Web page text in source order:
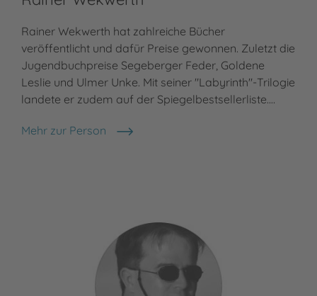
Rainer Wekwerth hat zahlreiche Bücher
veröffentlicht und dafür Preise gewonnen. Zuletzt die
Jugendbuchpreise Segeberger Feder, Goldene
Leslie und Ulmer Unke. Mit seiner "Labyrinth"-Trilogie
landete er zudem auf der Spiegelbestsellerliste.…
Mehr zur Person
Rainer Wekwerth